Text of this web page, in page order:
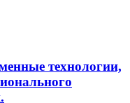
технологии,